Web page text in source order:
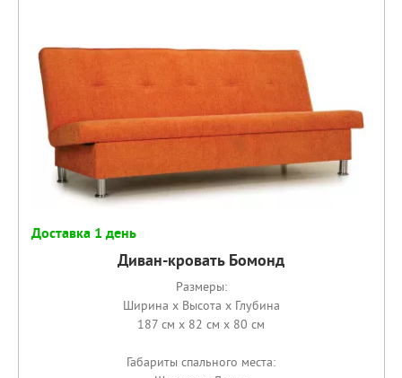
Доставка 1 день
Диван-кровать Бомонд
Размеры:
Ширина x Высота x Глубина
187 см x 82 см x 80 см
Габариты спального места: